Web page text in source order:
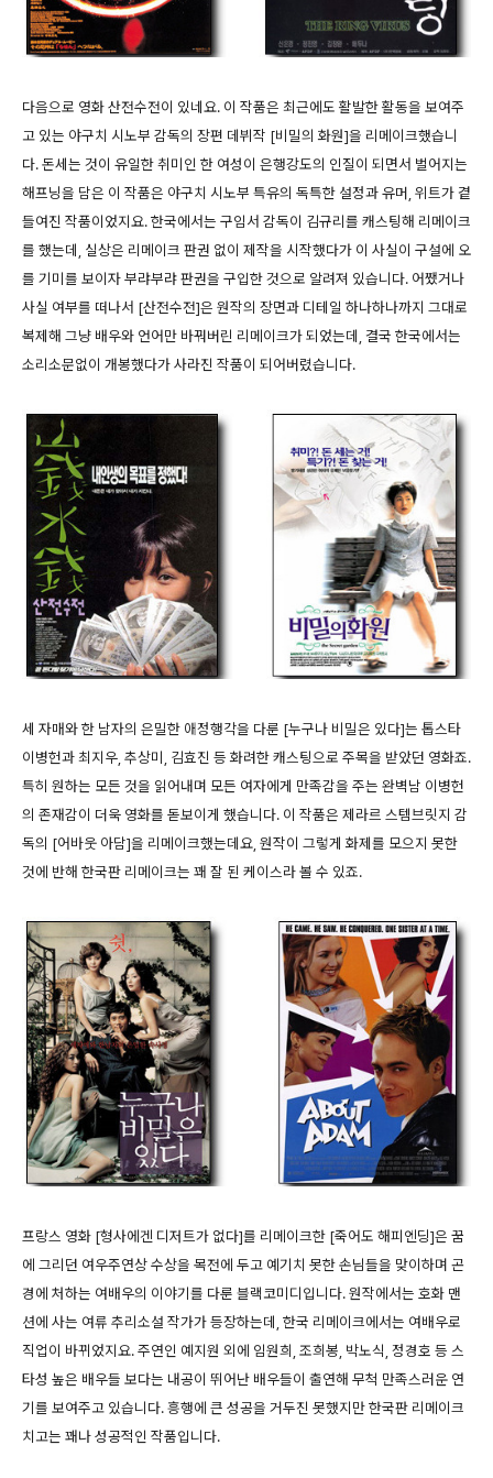
다음으로 영화 산전수전이 있네요. 이 작품은 최근에도 활발한 활동을 보여주
고 있는 야구치 시노부 감독의 장편 데뷔작 [비밀의 화원]을 리메이크했습니
다. 돈세는 것이 유일한 취미인 한 여성이 은행강도의 인질이 되면서 벌어지는
해프닝을 담은 이 작품은 야구치 시노부 특유의 독특한 설정과 유머, 위트가 곁
들여진 작품이었지요. 한국에서는 구임서 감독이 김규리를 캐스팅해 리메이크
를 했는데, 실상은 리메이크 판권 없이 제작을 시작했다가 이 사실이 구설에 오
를 기미를 보이자 부랴부랴 판권을 구입한 것으로 알려져 있습니다. 어쨌거나
사실 여부를 떠나서 [산전수전]은 원작의 장면과 디테일 하나하나까지 그대로
복제해 그냥 배우와 언어만 바꿔버린 리메이크가 되었는데, 결국 한국에서는
소리소문없이 개봉했다가 사라진 작품이 되어버렸습니다.
세 자매와 한 남자의 은밀한 애정행각을 다룬 [누구나 비밀은 있다]는 톱스타
이병헌과 최지우, 추상미, 김효진 등 화려한 캐스팅으로 주목을 받았던 영화죠.
특히 원하는 모든 것을 읽어내며 모든 여자에게 만족감을 주는 완벽남 이병헌
의 존재감이 더욱 영화를 돋보이게 했습니다. 이 작품은 제라르 스템브릿지 감
독의 [어바웃 아담]을 리메이크했는데요, 원작이 그렇게 화제를 모으지 못한
것에 반해 한국판 리메이크는 꽤 잘 된 케이스라 볼 수 있죠.
프랑스 영화 [형사에겐 디저트가 없다]를 리메이크한 [죽어도 해피엔딩]은 꿈
에 그리던 여우주연상 수상을 목전에 두고 예기치 못한 손님들을 맞이하며 곤
경에 처하는 여배우의 이야기를 다룬 블랙코미디입니다. 원작에서는 호화 맨
션에 사는 여류 추리소설 작가가 등장하는데, 한국 리메이크에서는 여배우로
직업이 바뀌었지요. 주연인 예지원 외에 임원희, 조희봉, 박노식, 정경호 등 스
타성 높은 배우들 보다는 내공이 뛰어난 배우들이 출연해 무척 만족스러운 연
기를 보여주고 있습니다. 흥행에 큰 성공을 거두진 못했지만 한국판 리메이크
치고는 꽤나 성공적인 작품입니다.